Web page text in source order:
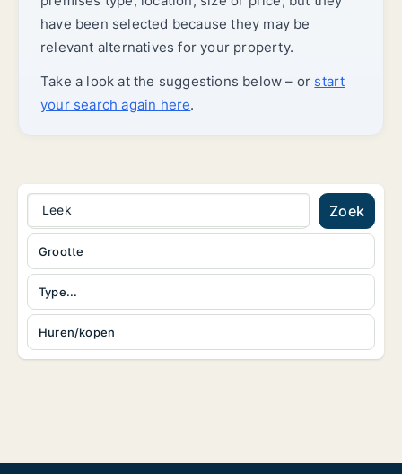
have been selected because they may be
relevant alternatives for your property.
Take a look at the suggestions below – or start
your search again here.
Leek Zoek
Type...
Huren/kopen
Grootte